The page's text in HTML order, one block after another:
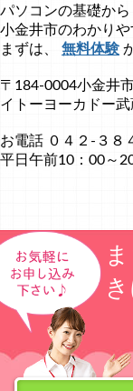
パソコンの基礎から
小金井市のわかりや
まずは、
無料体験
〒184-0004小金井
イトーヨーカドー
お電話 ０４２-３８
平日午前10：00～